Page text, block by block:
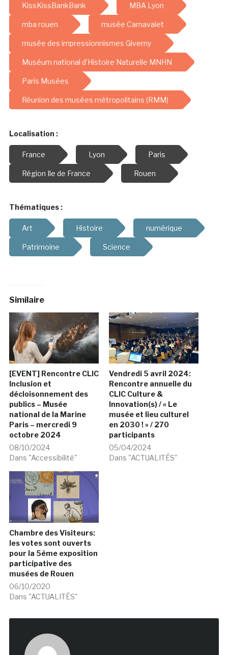
KissKissBankBank MBA Lyon
mba rouen musée Carnavalet
musée des impressionnismes Giverny
Muséum national d’Histoire Naturelle MNHN
Paris Musées
Réunion des musées métropolitains (RMM)
Localisation :
France Lyon Paris
Région Ile de France Rouen
Thématiques :
Art Histoire numérique
Patrimoine Science
Similaire
[EVENT] Rencontre CLIC
Inclusion et
décloisonnement des
publics – Musée
national de la Marine
Paris – mercredi 9
octobre 2024
08/10/2024
Dans "Accessibilité"
Vendredi 5 avril 2024:
Rencontre annuelle du
CLIC Culture &
Innovation(s) / « Le
musée et lieu culturel
en 2030 ! » / 270
participants
05/04/2024
Dans "ACTUALITÉS"
Chambre des Visiteurs:
les votes sont ouverts
pour la 5ème exposition
participative des
musées de Rouen
06/10/2020
Dans "ACTUALITÉS"